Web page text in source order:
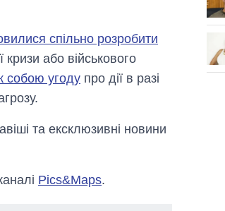
спільно розробити
або військового
собою угоду про дії в разі
та ексклюзивні новини
Pics&Maps.